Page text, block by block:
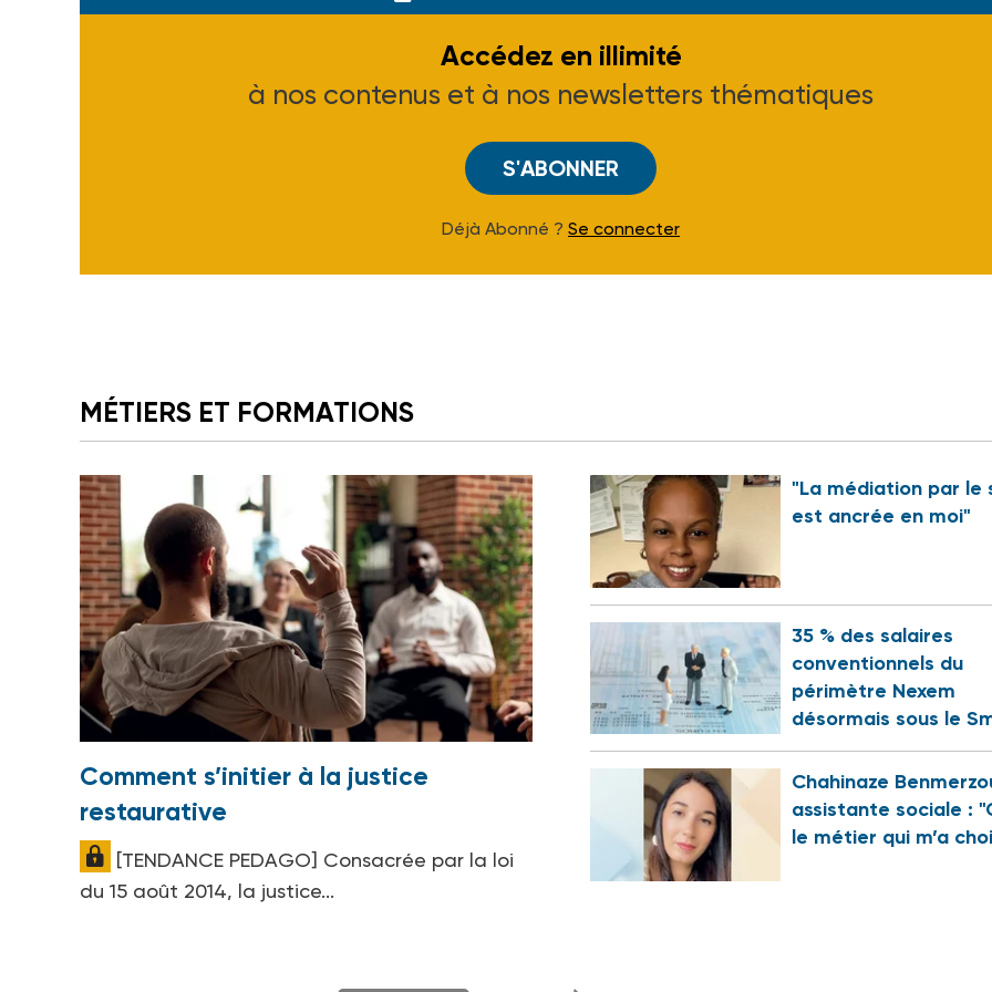
Accédez en illimité
à nos contenus et à nos newsletters thématiques
S'ABONNER
Déjà Abonné ? Se connecter
MÉTIERS ET FORMATIONS
Comment s’initier à la justice
restaurative
[TENDANCE PEDAGO] Consacrée par la loi
du 15 août 2014, la justice...
"La médiation par le
est ancrée en moi"
35 % des salaires
conventionnels du
périmètre Nexem
désormais sous le
Chahinaze
assistante sociale :
le métier qui m’a